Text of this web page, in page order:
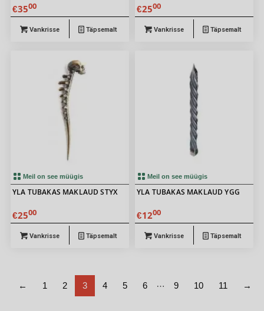
€3500
Vankrisse Täpsemalt
€2500
Vankrisse Täpsemalt
Meil on see müügis
YLA TUBAKAS MAKLAUD STYX
€2500
Vankrisse Täpsemalt
Meil on see müügis
YLA TUBAKAS MAKLAUD YGG
€1200
Vankrisse Täpsemalt
← 1 2 3 4 5 6 … 9 10 11 →